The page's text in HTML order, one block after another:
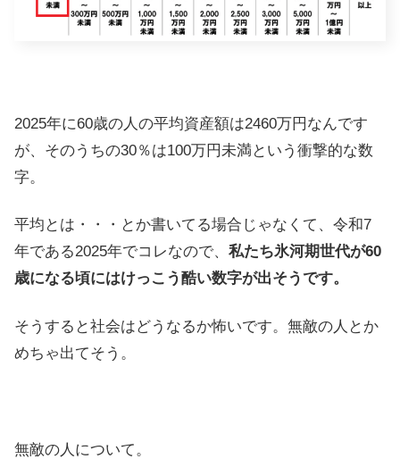
2025年に60歳の人の平均資産額は2460万円なんです
が、そのうちの30％は100万円未満という衝撃的な数
字。
平均とは・・・とか書いてる場合じゃなくて、令和7
年である2025年でコレなので、 私たち氷河期世代が60
歳になる頃にはけっこう酷い数字が出そうです。
そうすると社会はどうなるか怖いです。無敵の人とか
めちゃ出てそう。
無敵の人について。